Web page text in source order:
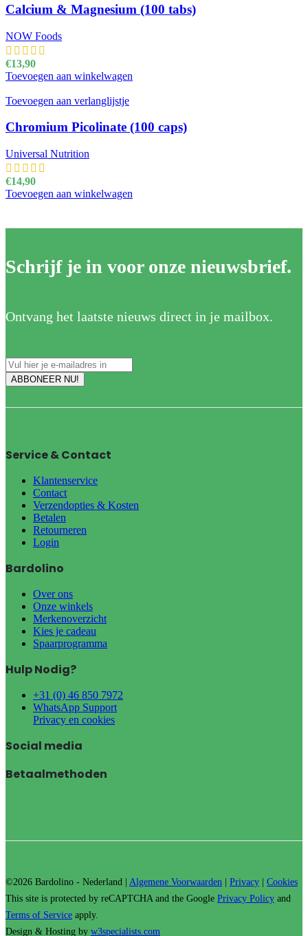
Calcium & Magnesium (100 tabs)
NOW Foods
€13,90
Toevoegen aan winkelwagen
Toevoegen aan verlanglijstje
Chromium Picolinate (100 caps)
Universal Nutrition
€14,90
Toevoegen aan winkelwagen
Schrijf je in voor onze nieuwsbrief.
Ontvang het laatste nieuws direct in je mailbox.
Service & Contact
Klantenservice
Contact
Verzendopties & Kosten
Betalen
Retourneren
Login
Bardolino
Over ons
Onze winkels
Merkenoverzicht
Kies je cadeau
Spaarprogramma
Hulp Nodig?
+31 (0) 46 850 7972
WhatsApp Support
Privacy en cookies
Social media
Betaalmethoden
©2026 Bardolino - Nederland | Algemene Voorwaarden | Privacy | Cookies
This site is protected by reCAPTCHA and the Google Privacy Policy and
Terms of Service apply.
Design & Hosting by w3specialists.com